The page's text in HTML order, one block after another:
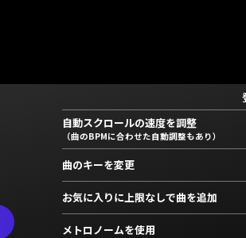
自動スクロールの速度を調整
（曲のBPMに合わせた自動調整もあり）
曲のキーを変更
お気に入りに上限なしで曲を追加
メトロノームを使用